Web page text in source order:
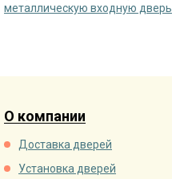
металлическую входную дверь
О компании
Доставка дверей
Установка дверей